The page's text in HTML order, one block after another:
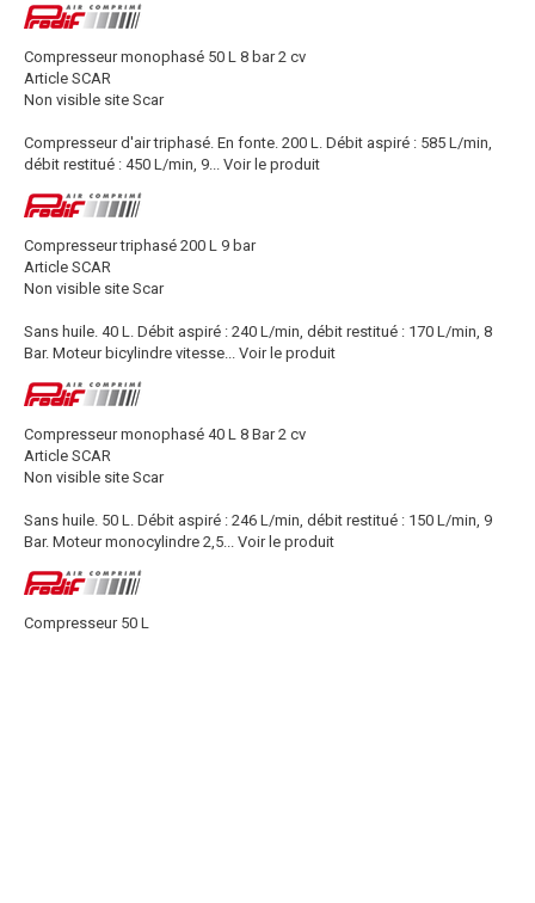
Compresseur monophasé 50 L 8 bar 2 cv
Article SCAR
Non visible site Scar
Compresseur d'air triphasé. En fonte. 200 L. Débit aspiré : 585 L/min,
débit restitué : 450 L/min, 9...
Voir le produit
Compresseur triphasé 200 L 9 bar
Article SCAR
Non visible site Scar
Sans huile. 40 L. Débit aspiré : 240 L/min, débit restitué : 170 L/min, 8
Bar. Moteur bicylindre vitesse...
Voir le produit
Compresseur monophasé 40 L 8 Bar 2 cv
Article SCAR
Non visible site Scar
Sans huile. 50 L. Débit aspiré : 246 L/min, débit restitué : 150 L/min, 9
Bar. Moteur monocylindre 2,5...
Voir le produit
Compresseur 50 L